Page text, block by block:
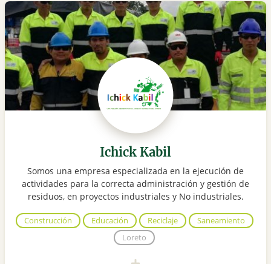
Ichick Kabil
Somos una empresa especializada en la ejecución de
actividades para la correcta administración y gestión de
residuos, en proyectos industriales y No industriales.
Construcción Educación Reciclaje
Saneamiento
Loreto